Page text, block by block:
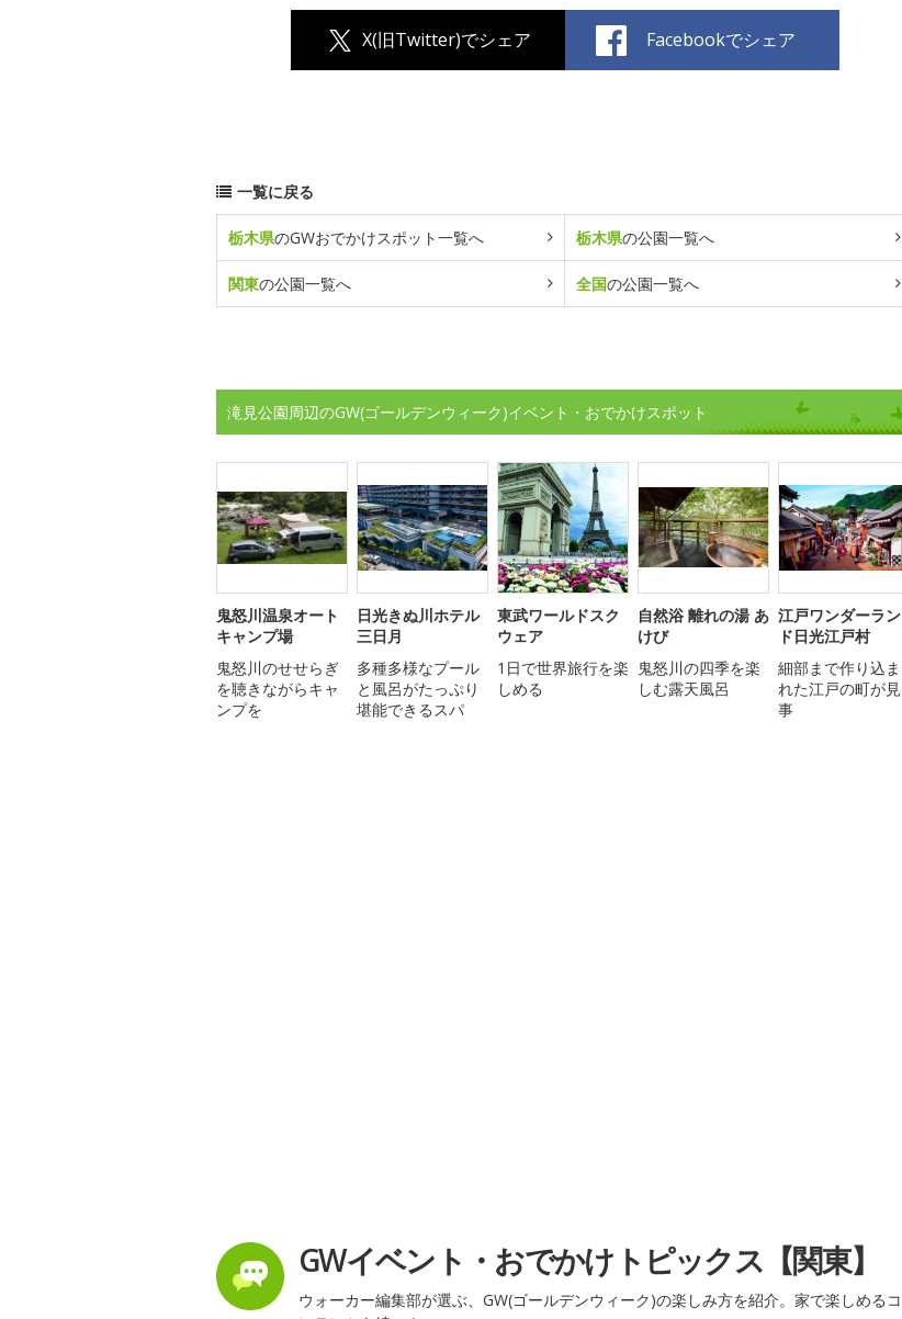
X(旧Twitter)でシェア Facebookでシェア
一覧に戻る
栃木県のGWおでかけスポット一覧へ 栃木県の公園一覧へ
関東の公園一覧へ 全国の公園一覧へ
滝見公園周辺のGW(ゴールデンウィーク)イベント・おでかけスポット
鬼怒川温泉オート
キャンプ場
鬼怒川のせせらぎ
を聴きながらキャ
ンプを
日光きぬ川ホテル
三日月
多種多様なプール
と風呂がたっぷり
堪能できるスパ
東武ワールドスク
ウェア
1日で世界旅行を楽
しめる
自然浴 離れの湯 あ
けび
鬼怒川の四季を楽
しむ露天風呂
江戸ワンダーラン
ド日光江戸村
細部まで作り込ま
れた江戸の町が見
事
GWイベント・おでかけトピックス【関東】
ウォーカー編集部が選ぶ、GW(ゴールデンウィーク)の楽しみ方を紹介。家で楽しめるコ